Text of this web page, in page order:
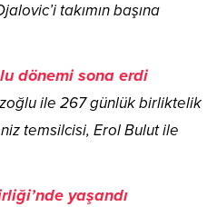
takımın başına
dönemi sona erdi
ile 267 günlük birliktelik
temsilcisi, Erol Bulut ile
yaşandı